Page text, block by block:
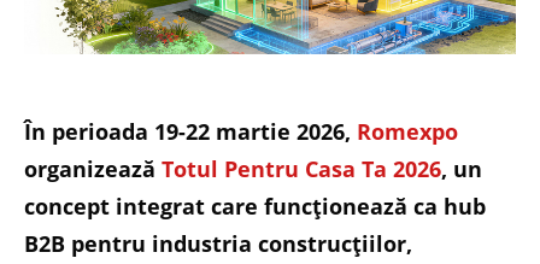
În perioada 19-22 martie 2026, Romexpo
organizează Totul Pentru Casa Ta 2026, un
concept integrat care funcționează ca hub
B2B pentru industria construcțiilor,